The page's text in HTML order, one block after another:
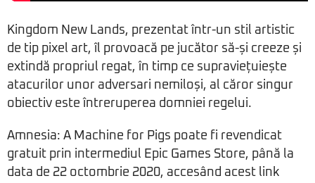
Kingdom New Lands, prezentat într-un stil artistic
de tip pixel art, îl provoacă pe jucător să-și creeze și
extindă propriul regat, în timp ce supraviețuiește
atacurilor unor adversari nemiloși, al căror singur
obiectiv este întreruperea domniei regelui.
Amnesia: A Machine for Pigs poate fi revendicat
gratuit prin intermediul Epic Games Store, până la
data de 22 octombrie 2020, accesând acest link